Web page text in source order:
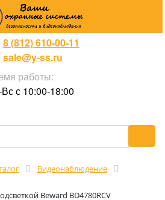
8 (812) 610-00-11
sale@y-ss.ru
работы:
с 10:00-18:00
Видеонаблюдение
Beward BD4780RCV